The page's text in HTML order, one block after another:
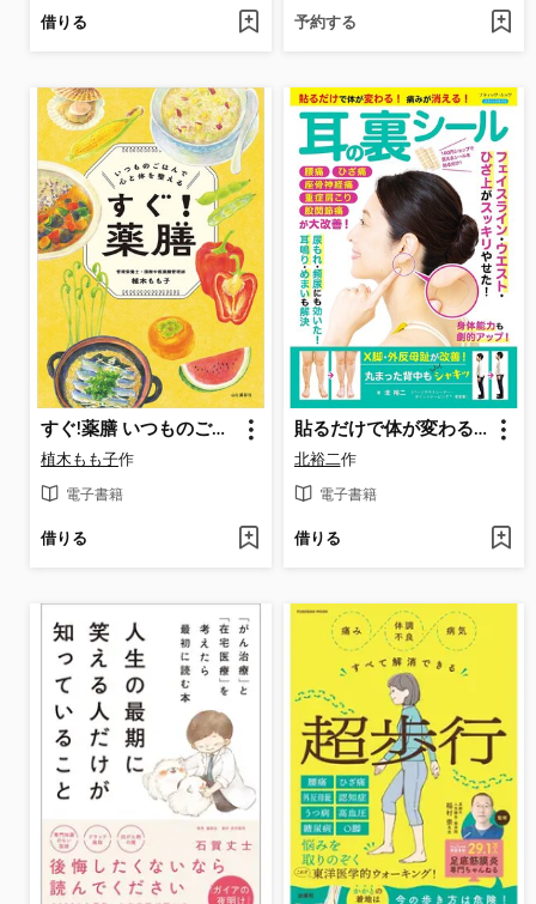
借りる 予約する
すぐ!薬膳 いつものごはんで心と体を整える
植木もも子作
電子書籍
借りる
貼るだけで体が変わる!痛みが消える! 耳の裏シール
北裕二作
電子書籍
借りる